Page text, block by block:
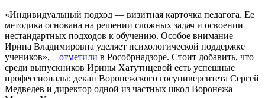
«Индивидуальный подход — визитная карточка педагога. Ее
методика основана на решении сложных задач и освоении
нестандартных подходов к обучению. Особое внимание
Ирина Владимировна уделяет психологической поддержке
учеников», – отметили в Рособрнадзоре. Стоит добавить, что
среди выпускников Ирины Хатутнцевой есть успешные
профессионалы: декан Воронежского госуниверситета Сергей
Медведев и директор одной из частных школ Воронежа